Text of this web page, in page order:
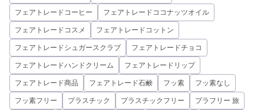
フェアトレードコーヒー フェアトレードココナッツオイル
フェアトレードコスメ フェアトレードコットン
フェアトレードシュガースクラブ フェアトレードチョコ
フェアトレードハンドクリーム フェアトレードリップ
フェアトレード商品 フェアトレード石鹸 フッ素 フッ素なし
フッ素フリー プラスチック プラスチックフリー プラフリー 旅